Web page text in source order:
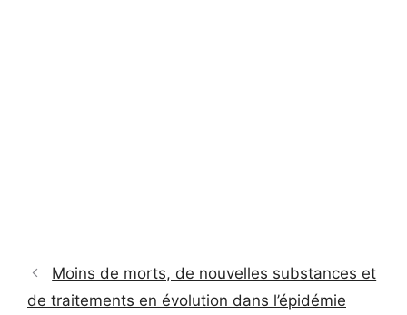
Moins de morts, de nouvelles substances et
de traitements en évolution dans l’épidémie